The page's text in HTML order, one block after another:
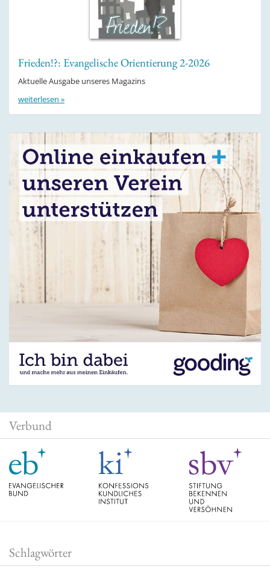
Frieden!?: Evangelische Orientierung 2-2026
Aktuelle Ausgabe unseres Magazins
weiterlesen »
Verbund
Schlagwörter